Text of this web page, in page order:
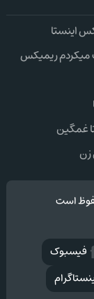
اینستا
میکردم ریمیکس
غمگین
زن
فيسبوک